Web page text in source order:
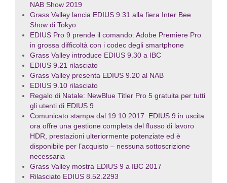
NAB Show 2019
Grass Valley lancia EDIUS 9.31 alla fiera Inter Bee
Show di Tokyo
EDIUS Pro 9 prende il comando: Adobe Premiere Pro
in grossa difficoltà con i codec degli smartphone
Grass Valley introduce EDIUS 9.30 a IBC
EDIUS 9.21 rilasciato
Grass Valley presenta EDIUS 9.20 al NAB
EDIUS 9.10 rilasciato
Regalo di Natale: NewBlue Titler Pro 5 gratuita per tutti
gli utenti di EDIUS 9
Comunicato stampa dal 19.10.2017: EDIUS 9 in uscita
ora offre una gestione completa del flusso di lavoro
HDR, prestazioni ulteriormente potenziate ed è
disponibile per l’acquisto – nessuna sottoscrizione
necessaria
Grass Valley mostra EDIUS 9 a IBC 2017
Rilasciato EDIUS 8.52.2293